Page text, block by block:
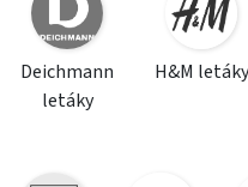
Deichmann
letáky
H&M letáky